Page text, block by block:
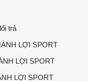
trả
LỢI SPORT
LỢI SPORT
LỢI SPORT